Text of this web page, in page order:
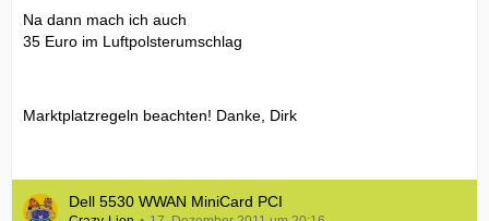
Na dann mach ich auch
35 Euro im Luftpolsterumschlag
Marktplatzregeln beachten! Danke, Dirk
Dell 5530 WWAN MiniCard PCI